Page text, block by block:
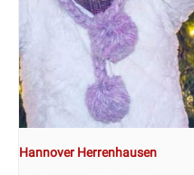
Hannover Herrenhausen